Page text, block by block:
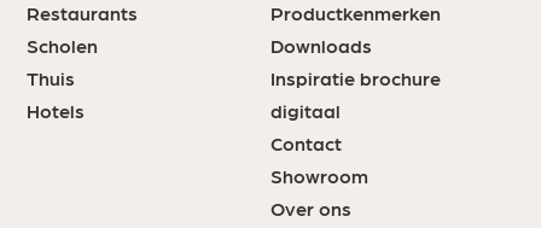
Restaurants
Scholen
Thuis
Hotels
Productkenmerken
Downloads
Inspiratie brochure
digitaal
Contact
Showroom
Over ons